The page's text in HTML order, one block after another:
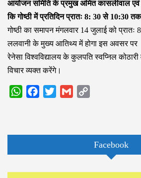
आयोजन समिति के प्रमुख अमित कासलीवाल एवं
कि गोष्ठी में प्रतिदिन प्रातः 8: 30 से 10:30
गोष्ठी का समापन मंगलवार 14 जुलाई को
ललवानी के मुख्य आतिथ्य में होगा इस अवसर पर
रेनेसा विश्वविद्यालय के कुलपति स्वप्निल
विचार व्यक्त करेंगे।
WhatsAppFacebook
Twitter Gmail
Facebook